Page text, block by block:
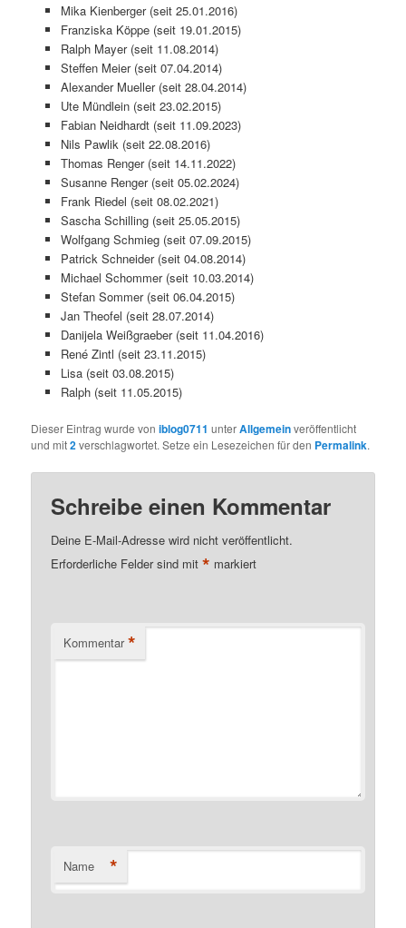
Mika Kienberger (seit 25.01.2016)
Franziska Köppe (seit 19.01.2015)
Ralph Mayer (seit 11.08.2014)
Steffen Meier (seit 07.04.2014)
Alexander Mueller (seit 28.04.2014)
Ute Mündlein (seit 23.02.2015)
Fabian Neidhardt (seit 11.09.2023)
Nils Pawlik (seit 22.08.2016)
Thomas Renger (seit 14.11.2022)
Susanne Renger (seit 05.02.2024)
Frank Riedel (seit 08.02.2021)
Sascha Schilling (seit 25.05.2015)
Wolfgang Schmieg (seit 07.09.2015)
Patrick Schneider (seit 04.08.2014)
Michael Schommer (seit 10.03.2014)
Stefan Sommer (seit 06.04.2015)
Jan Theofel (seit 28.07.2014)
Danijela Weißgraeber (seit 11.04.2016)
René Zintl (seit 23.11.2015)
Lisa (seit 03.08.2015)
Ralph (seit 11.05.2015)
Dieser Eintrag wurde voniblog0711 unterAllgemeinveröffentlicht
und mit2verschlagwortet. Setze ein Lesezeichen für den Permalink.
Schreibe einen Kommentar
Deine E-Mail-Adresse wird nicht veröffentlicht.
Erforderliche Felder sind mit* markiert
Kommentar *
Name *